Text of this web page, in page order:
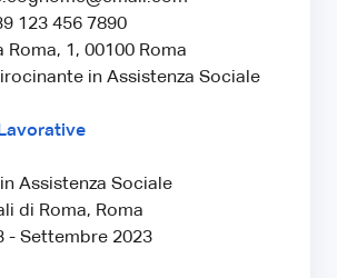
123 456 7890
Roma, 1, 00100 Roma
in Assistenza Sociale
Assistenza Sociale
di Roma, Roma
- Settembre 2023